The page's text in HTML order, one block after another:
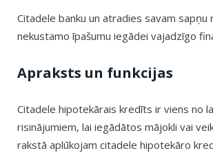
Citadele banku un atradies savam sapņu
nekustamo īpašumu iegādei vajadzīgo
Apraksts un funkcijas
Citadele hipotekārais kredīts ir viens no
risinājumiem, lai iegādātos mājokli vai
rakstā aplūkojam citadele hipotekāro